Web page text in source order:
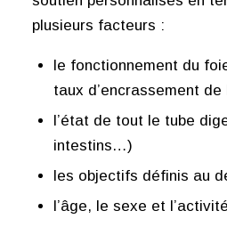
plusieurs facteurs :
le fonctionnement du
taux d’encrassement de
l’état de tout le tube
intestins…)
les objectifs définis au
l’âge, le sexe et